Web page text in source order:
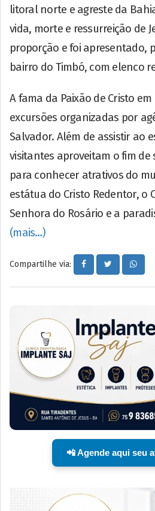
litoral norte e agreste da
vida, morte e ressurreição de
proporção e foi apresentado,
bairro do Timbó, com elenco
A fama da Paixão de Cristo
excursões organizadas por
Salvador. Além de assistir ao
visitantes aproveitam o fim de
para conhecer atrativos do
estátua do Cristo Redentor, o
Senhora do Rosário e a
(mais…)
Compartilhe via:
📲 Agende aqui seu